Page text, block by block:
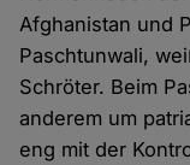
Afghanistan und
Paschtunwali,
Schröter. Beim
anderem um
eng mit der